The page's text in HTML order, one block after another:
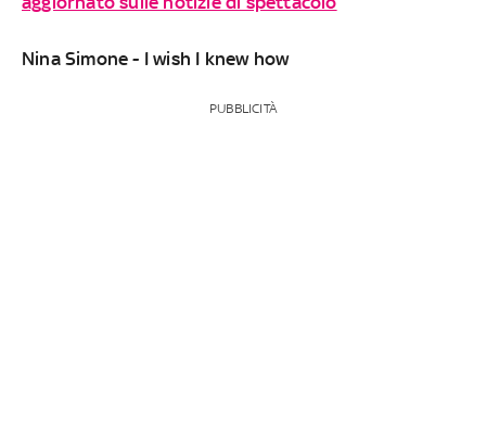
Nina Simone - I wish I knew how
PUBBLICITÀ